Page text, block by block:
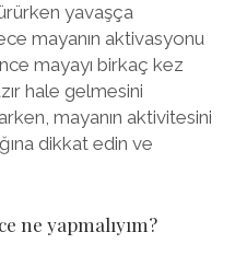
yavaşça
mayanın aktivasyonu
mayayı birkaç kez
hale gelmesini
mayanın aktivitesini
dikkat edin ve
ne yapmalıyım?